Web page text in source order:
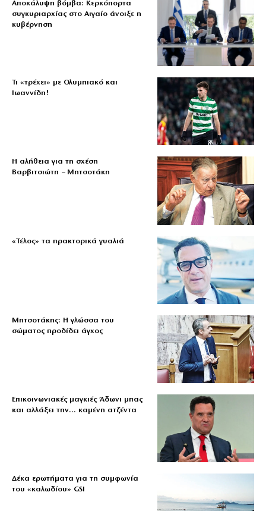
Αποκάλυψη βόμβα: Κερκόπορτα
συγκυριαρχίας στο Αιγαίο άνοιξε η
κυβέρνηση
Τι «τρέχει» με Ολυμπιακό και
Ιωαννίδη!
Η αλήθεια για τη σχέση
Βαρβιτσιώτη – Μητσοτάκη
«Τέλος» τα πρακτορικά γυαλιά
Μητσοτάκης: Η γλώσσα του
σώματος προδίδει άγχος
Επικοινωνιακές μαγκιές Άδωνι μπας
και αλλάξει την… καμένη ατζέντα
Δέκα ερωτήματα για τη συμφωνία
του «καλωδίου» GSI